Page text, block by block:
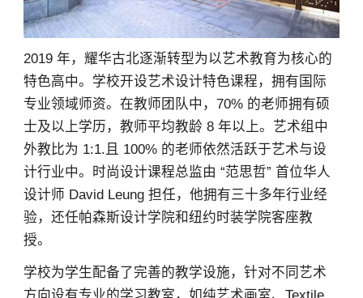
2019 年，耀华古北逐渐转型为以艺术教育为核心的
特色高中。学校开设艺术设计特色课程，拥有国际
专业领域师资。在教师团队中，70% 的老师拥有硕
士及以上学历，教师平均教龄 8 年以上。艺术组中
外教比为 1:1.且 100% 的老师依然活跃于艺术与设
计行业中。时尚设计课程总监由 “范思哲” 首位华人
设计师 David Leung 担任，他拥有三十多年行业经
验，还任帕森斯设计学院和纽约时装学院客座教
授。
学校为学生配备了完善的教学设施，针对不同艺术